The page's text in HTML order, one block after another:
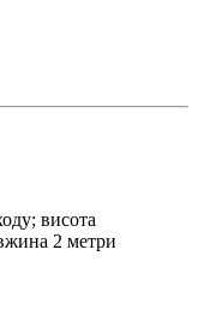
висота
2 метри